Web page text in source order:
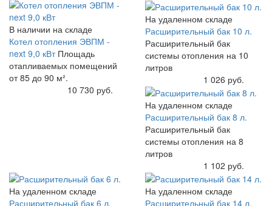
В наличии на складе
Котел отопления ЭВПМ -
next 9,0 кВт Площадь
отапливаемых помещений
от 85 до 90 м².
10 730 руб.
На удаленном складе
Расширительный бак 10 л.
Расширительный бак
системы отопления на 10
литров
1 026 руб.
На удаленном складе
Расширительный бак 8 л.
Расширительный бак
системы отопления на 8
литров
1 102 руб.
На удаленном складе
Расширительный бак 6 л.
На удаленном складе
Расширительный бак 14 л.